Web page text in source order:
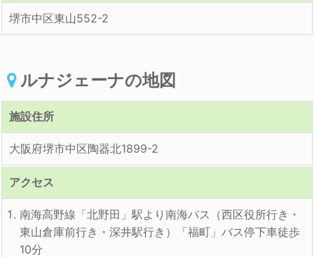
堺市中区東山552-2
ルナジェーナの地図
施設住所
大阪府堺市中区陶器北1899-2
アクセス
南海高野線「北野田」駅より南海バス（西区役所行き・
東山倉庫前行き・深井駅行き）「福町」バス停下車徒歩
10分